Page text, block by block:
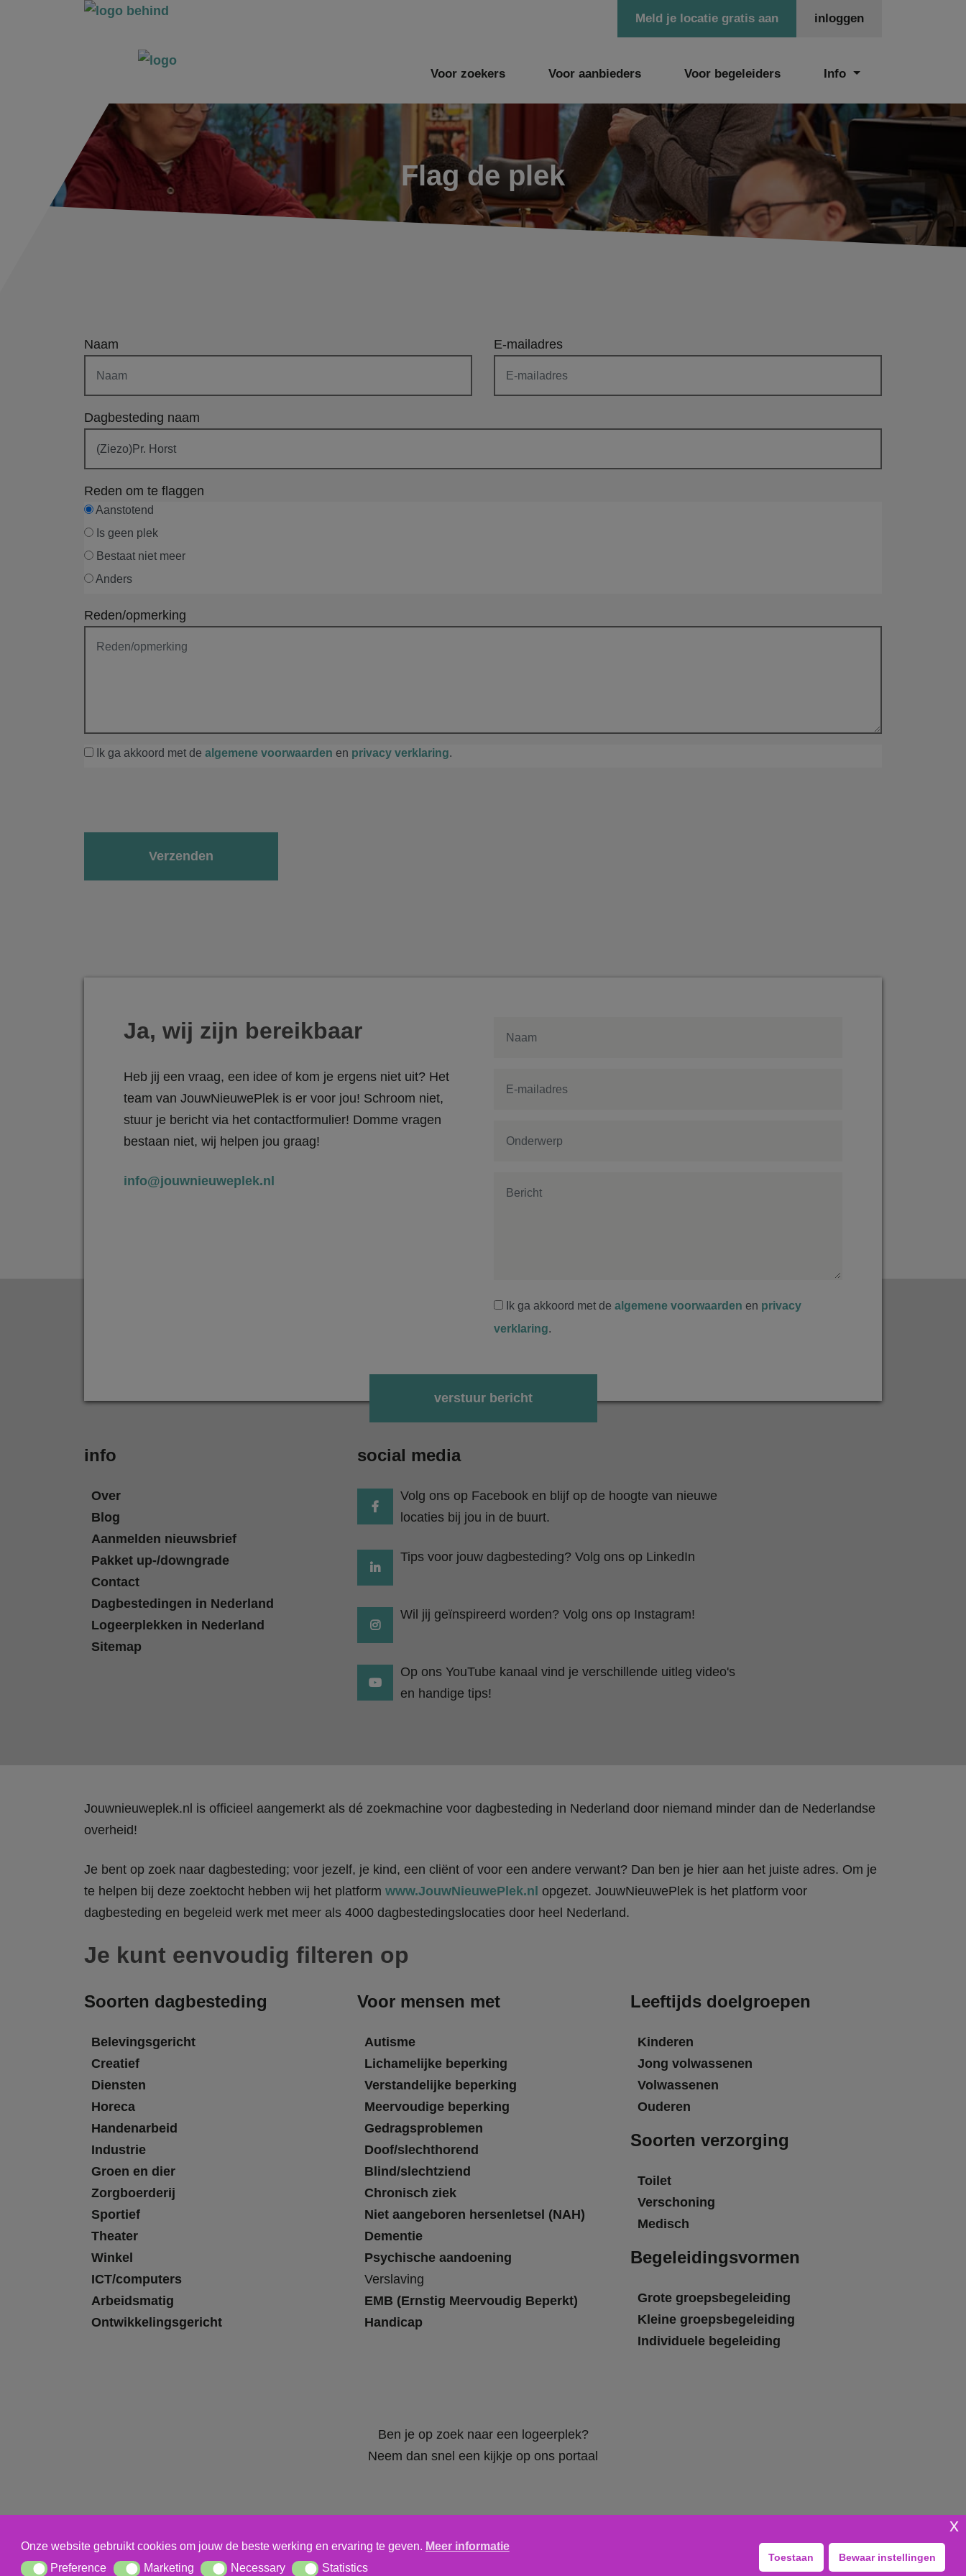
inloggen
Meld je locatie gratis aan
Voor zoekers Voor aanbieders Voor begeleiders Info
Flag de plek
Naam E-mailadres
Dagbesteding naam
Reden om te flaggen
Aanstotend
Is geen plek
Bestaat niet meer
Anders
Reden/opmerking
Ik ga akkoord met de algemene voorwaarden en privacy verklaring.
Ja, wij zijn bereikbaar
Heb jij een vraag, een idee of kom je ergens niet uit? Het
team van JouwNieuwePlek is er voor jou! Schroom niet,
stuur je bericht via het contactformulier! Domme vragen
bestaan niet, wij helpen jou graag!
info@jouwnieuweplek.nl
Ik ga akkoord met de algemene voorwaarden en privacy
verklaring.
info
Over
Blog
Aanmelden nieuwsbrief
Pakket up-/downgrade
Contact
Dagbestedingen in Nederland
Logeerplekken in Nederland
Sitemap
social media
Volg ons op Facebook en blijf op de hoogte van nieuwe
locaties bij jou in de buurt.
Tips voor jouw dagbesteding? Volg ons op LinkedIn
Wil jij geïnspireerd worden? Volg ons op Instagram!
Op ons YouTube kanaal vind je verschillende uitleg video's
en handige tips!
Jouwnieuweplek.nl is officieel aangemerkt als dé zoekmachine voor dagbesteding in Nederland door niemand minder dan de Nederlandse
overheid!
Je bent op zoek naar dagbesteding; voor jezelf, je kind, een cliënt of voor een andere verwant? Dan ben je hier aan het juiste adres. Om je
te helpen bij deze zoektocht hebben wij het platform www.JouwNieuwePlek.nl opgezet. JouwNieuwePlek is het platform voor
dagbesteding en begeleid werk met meer als 4000 dagbestedingslocaties door heel Nederland.
Je kunt eenvoudig filteren op
Soorten dagbesteding
Belevingsgericht
Creatief
Diensten
Horeca
Handenarbeid
Industrie
Groen en dier
Zorgboerderij
Sportief
Theater
Winkel
ICT/computers
Arbeidsmatig
Ontwikkelingsgericht
Voor mensen met
Autisme
Lichamelijke beperking
Verstandelijke beperking
Meervoudige beperking
Gedragsproblemen
Doof/slechthorend
Blind/slechtziend
Chronisch ziek
Niet aangeboren hersenletsel (NAH)
Dementie
Psychische aandoening
Verslaving
EMB (Ernstig Meervoudig Beperkt)
Handicap
Ben je op zoek naar een logeerplek?
Neem dan snel een kijkje op ons portaal
Leeftijds doelgroepen
Kinderen
Jong volwassenen
Volwassenen
Ouderen
Soorten verzorging
Toilet
Verschoning
Medisch
Begeleidingsvormen
Grote groepsbegeleiding
Kleine groepsbegeleiding
Individuele begeleiding
Algemene voorwaarden
Onze website gebruikt cookies om jouw de beste werking en ervaring te geven. Meer informatie
PreferencePreference MarketingMarketing NecessaryNecessary StatisticsStatistics
Toestaan Bewaar instellingen
x